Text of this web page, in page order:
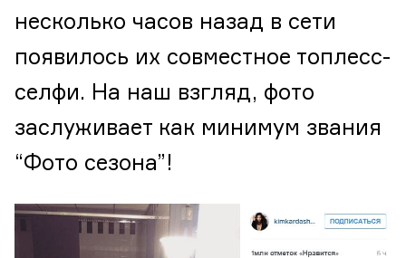
несколько часов назад в сети
появилось их совместное топлесс-
селфи. На наш взгляд, фото
заслуживает как минимум звания
“Фото сезона”!